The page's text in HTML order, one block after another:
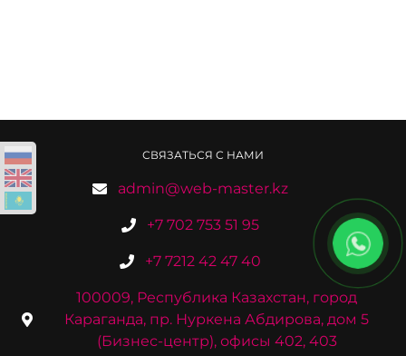
СВЯЗАТЬСЯ С НАМИ
admin@web-master.kz
+7 702 753 51 95
+7 7212 42 47 40
100009, Республика Казахстан, город
Караганда, пр. Нуркена Абдирова, дом 5
(Бизнес-центр), офисы 402, 403